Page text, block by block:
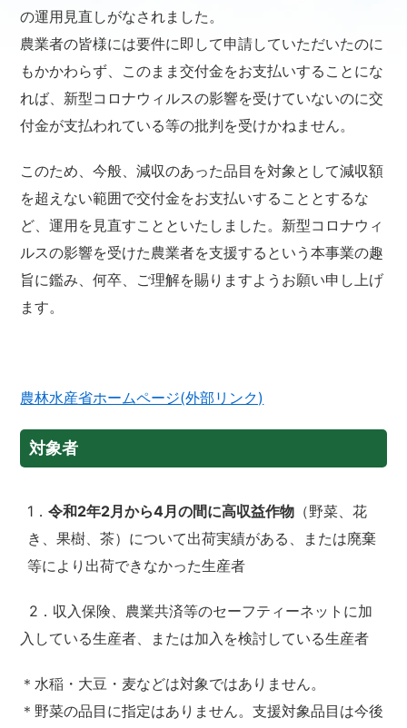
の運用見直しがなされました。
農業者の皆様には要件に即して申請していただいたのに
もかかわらず、このまま交付金をお支払いすることにな
れば、新型コロナウィルスの影響を受けていないのに交
付金が支払われている等の批判を受けかねません。
このため、今般、減収のあった品目を対象として減収額
を超えない範囲で交付金をお支払いすることとするな
ど、運用を見直すことといたしました。新型コロナウィ
ルスの影響を受けた農業者を支援するという本事業の趣
旨に鑑み、何卒、ご理解を賜りますようお願い申し上げ
ます。
農林水産省ホームページ(外部リンク)
対象者
1．令和2年2月から4月の間に高収益作物 （野菜、花
き、果樹、茶）について出荷実績がある、または廃棄
等により出荷できなかった生産者
2．収入保険、農業共済等のセーフティーネットに加
入している生産者、または加入を検討している生産者
＊水稲・大豆・麦などは対象ではありません。
＊野菜の品目に指定はありません。支援対象品目は今後